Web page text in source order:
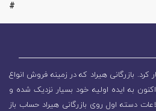
#
کرد. بازرگانی هیراد که در زمینه فروش انواع
به ایده اولیه خود بسیار نزدیک شده و
دسته اول روی بازرگانی هیراد حساب باز